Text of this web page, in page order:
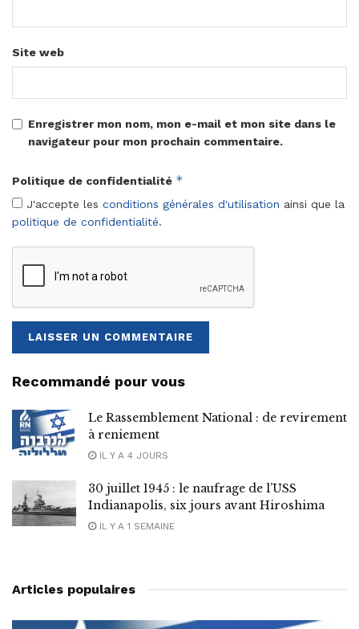
Site web
Enregistrer mon nom, mon e-mail et mon site dans le
navigateur pour mon prochain commentaire.
Politique de confidentialité *
J'accepte les conditions générales d'utilisation ainsi que la
politique de confidentialité.
Recommandé pour vous
Le Rassemblement National : de revirement
à reniement
IL Y A 4 JOURS
30 juillet 1945 : le naufrage de l’USS
Indianapolis, six jours avant Hiroshima
IL Y A 1 SEMAINE
Articles populaires